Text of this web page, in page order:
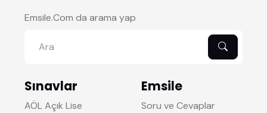
Emsile.Com da arama yap
Sınavlar
AÖL Açık Lise
Emsile
Soru ve Cevaplar